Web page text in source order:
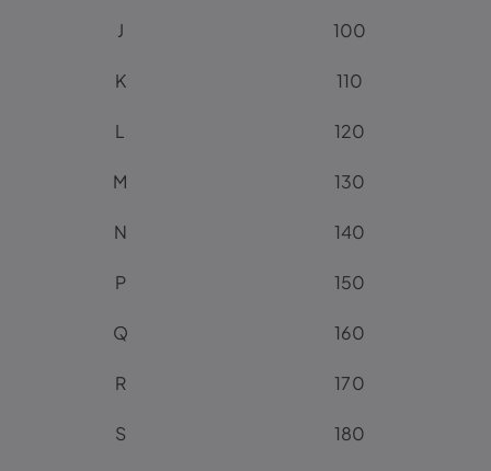
J 100
K 110
L 120
M 130
N 140
P 150
Q 160
R 170
S 180